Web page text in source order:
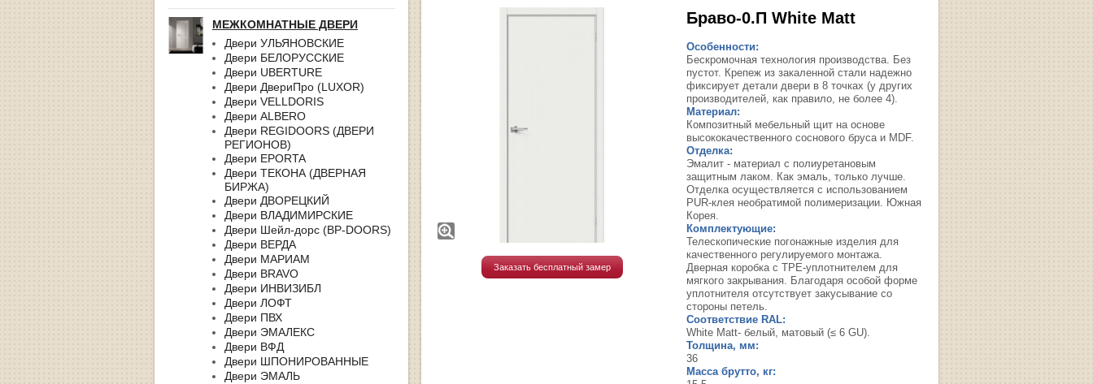
МЕЖКОМНАТНЫЕ ДВЕРИ
Двери УЛЬЯНОВСКИЕ
Двери БЕЛОРУССКИЕ
Двери UBERTURE
Двери ДвериПро (LUXOR)
Двери VELLDORIS
Двери ALBERO
Двери REGIDOORS (ДВЕРИ
РЕГИОНОВ)
Двери EPORTA
Двери ТЕКОНА (ДВЕРНАЯ
БИРЖА)
Двери ДВОРЕЦКИЙ
Двери ВЛАДИМИРСКИЕ
Двери Шейл-дорс (BP-DOORS)
Двери ВЕРДА
Двери МАРИАМ
Двери BRAVO
Двери ИНВИЗИБЛ
Двери ЛОФТ
Двери ПВХ
Двери ЭМАЛЕКС
Двери ВФД
Двери ШПОНИРОВАННЫЕ
Двери ЭМАЛЬ
Заказать бесплатный замер
Браво-0.П White Matt
Особенности:
Бескромочная технология производства. Без
пустот. Крепеж из закаленной стали надежно
фиксирует детали двери в 8 точках (у других
производителей, как правило, не более 4).
Материал:
Композитный мебельный щит на основе
высококачественного соснового бруса и MDF.
Отделка:
Эмалит - материал с полиуретановым
защитным лаком. Как эмаль, только лучше.
Отделка осуществляется с использованием
PUR-клея необратимой полимеризации. Южная
Корея.
Комплектующие:
Телескопические погонажные изделия для
качественного регулируемого монтажа.
Дверная коробка с TPE-уплотнителем для
мягкого закрывания. Благодаря особой форме
уплотнителя отсутствует закусывание со
стороны петель.
Соответствие RAL:
White Matt- белый, матовый (≤ 6 GU).
Толщина, мм:
36
Масса брутто, кг: